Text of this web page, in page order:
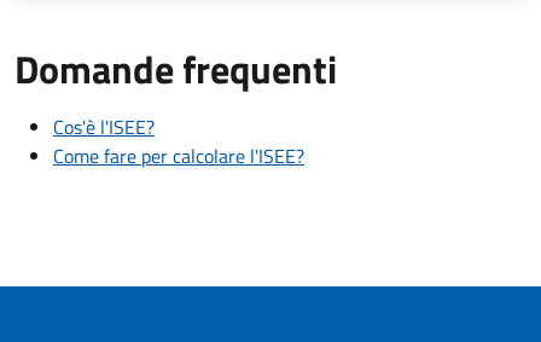
Domande frequenti
Cos'è l'ISEE?
Come fare per calcolare l'ISEE?